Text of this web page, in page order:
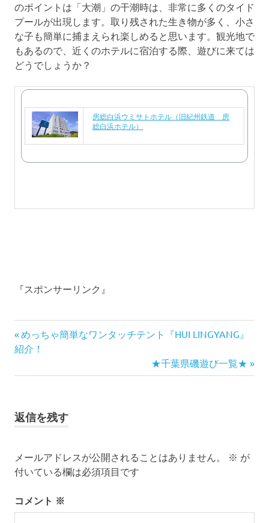
のポイントは「大潮」の干潮時は、非常に多くのタイド
プールが出現します。取り残された生き物が多く、小さ
な子も簡単に捕まえられ楽しめると思います。観光地で
もあるので、近くのホテルに宿泊する際、遊びに来ては
どうでしょうか？
房総白浜ウミサトホテル（旧紀州鉄道 房
総白浜ホテル）
『スポンサーリンク』
投
ビ
ー
ョ
前
の
事:
めっちゃ簡単なワンタッチテント『HUI LINGYANG』
紹介！
次
の
★千葉県磯遊び一覧★
返信を残す
メールアドレスが公開されることはありません。 ※ が
付いている欄は必須項目です
コメント ※